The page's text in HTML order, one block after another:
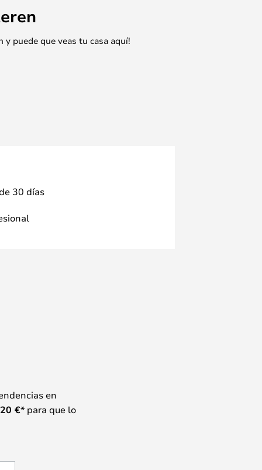
puede que veas tu casa aquí!
30 días
en
20 €*para que lo